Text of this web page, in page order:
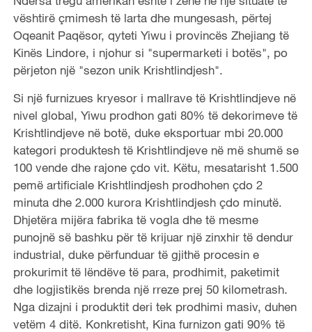
vështirë çmimesh të larta dhe mungesash, përtej
Oqeanit Paqësor, qyteti Yiwu i provincës Zhejiang të
Kinës Lindore, i njohur si "supermarketi i botës", po
përjeton një "sezon unik Krishtlindjesh".
Si një furnizues kryesor i mallrave të Krishtlindjeve në
nivel global, Yiwu prodhon gati 80% të dekorimeve të
Krishtlindjeve në botë, duke eksportuar mbi 20.000
kategori produktesh të Krishtlindjeve në më shumë se
100 vende dhe rajone çdo vit. Këtu, mesatarisht 1.500
pemë artificiale Krishtlindjesh prodhohen çdo 2
minuta dhe 2.000 kurora Krishtlindjesh çdo minutë.
Dhjetëra mijëra fabrika të vogla dhe të mesme
punojnë së bashku për të krijuar një zinxhir të dendur
industrial, duke përfunduar të gjithë procesin e
prokurimit të lëndëve të para, prodhimit, paketimit
dhe logjistikës brenda një rreze prej 50 kilometrash.
Nga dizajni i produktit deri tek prodhimi masiv, duhen
vetëm 4 ditë. Konkretisht, Kina furnizon gati 90% të